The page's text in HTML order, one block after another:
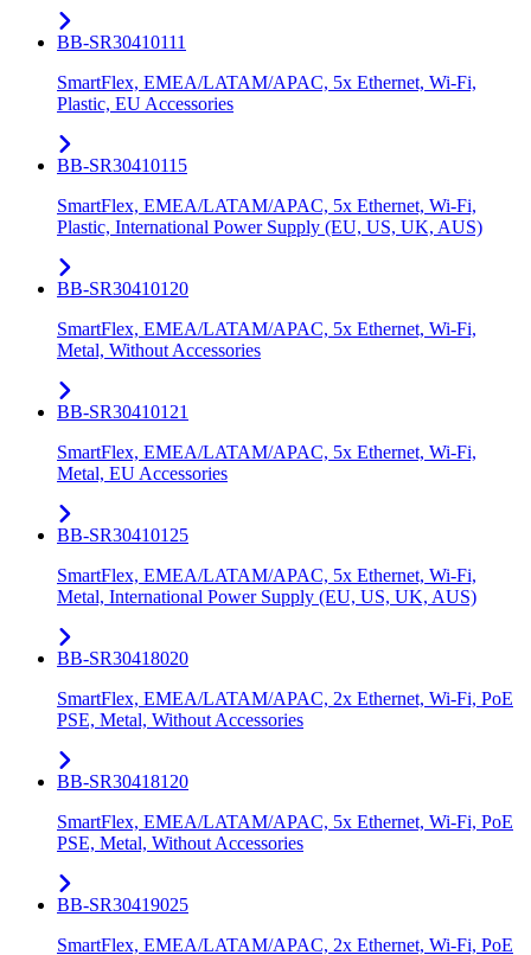
BB-SR30410111
SmartFlex, EMEA/LATAM/APAC, 5x Ethernet, Wi-Fi,
Plastic, EU Accessories
BB-SR30410115
SmartFlex, EMEA/LATAM/APAC, 5x Ethernet, Wi-Fi,
Plastic, International Power Supply (EU, US, UK, AUS)
BB-SR30410120
SmartFlex, EMEA/LATAM/APAC, 5x Ethernet, Wi-Fi,
Metal, Without Accessories
BB-SR30410121
SmartFlex, EMEA/LATAM/APAC, 5x Ethernet, Wi-Fi,
Metal, EU Accessories
BB-SR30410125
SmartFlex, EMEA/LATAM/APAC, 5x Ethernet, Wi-Fi,
Metal, International Power Supply (EU, US, UK, AUS)
BB-SR30418020
SmartFlex, EMEA/LATAM/APAC, 2x Ethernet, Wi-Fi, PoE
PSE, Metal, Without Accessories
BB-SR30418120
SmartFlex, EMEA/LATAM/APAC, 5x Ethernet, Wi-Fi, PoE
PSE, Metal, Without Accessories
BB-SR30419025
SmartFlex, EMEA/LATAM/APAC, 2x Ethernet, Wi-Fi, PoE